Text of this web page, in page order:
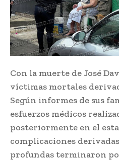
Con la muerte de José
víctimas mortales
Según informes de sus
esfuerzos médicos
posteriormente en el
complicaciones
profundas terminaron